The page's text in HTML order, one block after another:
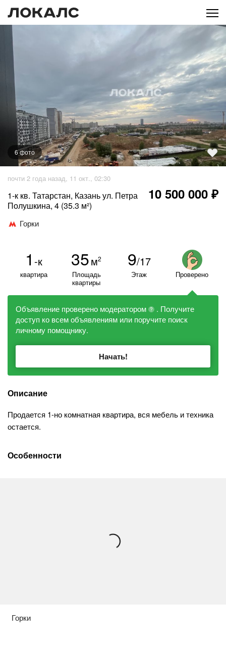
6фото
почти 2 года назад, 11 окт., 02:30
1-к кв. Татарстан, Казань ул. Петра
Полушкина, 4 (35.3 м²)
10 500 000 ₽
Горки
1 -к
квартира
35м2
Площадь
квартиры
9/17
Этаж Проверено
Объявление проверено модератором ?
. Получите
доступ ко всем объявлениям или поручите поиск
личному помощнику.
Начать!
Описание
Продается 1-но комнатная квартира, вся мебель и техника
остается.
Особенности
Горки